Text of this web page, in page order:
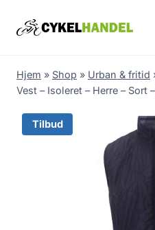
Hjem » Shop » Urban & fritid
Vest – Isoleret – Herre – Sort
Tilbud